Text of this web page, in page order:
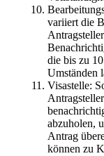
variiert die
die bis zu
Umständen
Visastelle:
abzuholen,
Antrag
können zu